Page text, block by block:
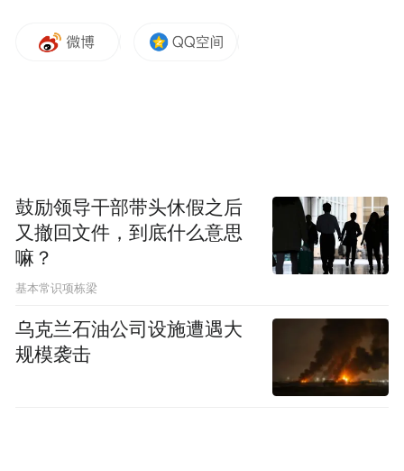
鼓励领导干部带头休假之后
又撤回文件，到底什么意思
嘛？
基本常识项栋梁
乌克兰石油公司设施遭遇大
规模袭击